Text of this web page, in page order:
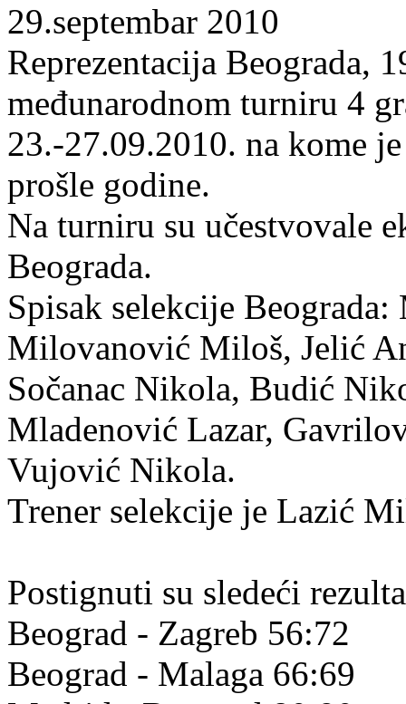
29.septembar 2010
Reprezentacija Beograda,
međunarodnom turniru 4
23.-27.09.2010. na kome
prošle godine.
Na turniru su učestvovale
Beograda.
Spisak selekcije
Milovanović Miloš, Jelić
Sočanac Nikola, Budić
Mladenović Lazar,
Vujović Nikola.
Trener selekcije je Lazić
Postignuti su sledeći
Beograd - Zagreb 56:72
Beograd - Malaga 66:69